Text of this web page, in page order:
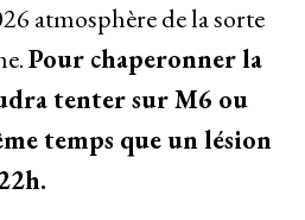
atmosphère de la sorte
Pour chaperonner la
tenter sur M6 ou
temps que un lésion